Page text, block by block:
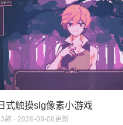
式触摸slg像素小游戏
款 · 2026-08-06更新